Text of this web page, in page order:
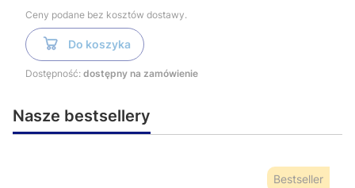
Ceny podane bez kosztów dostawy.
Do koszyka
Dostępność: dostępny na zamówienie
Nasze bestsellery
Bestseller